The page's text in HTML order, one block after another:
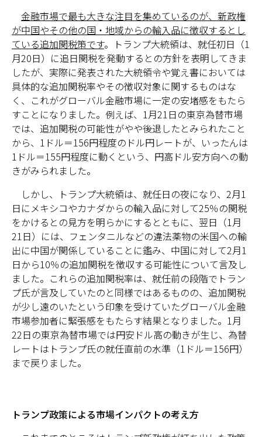
金融市場で最も大きな注目を集めているのが、新政権
が中国やその他の国・地域からの輸入品に徴収するとし
ている追加関税策です。トランプ大統領は、就任初日（1
月20日）に追日関税を発動するとの方針を表明してきま
したが、実際に発表された大統領令や覚え書においては
具体的な追加関税率やその徴収対象に関するものはな
く、これがグローバル金融市場に一定の安堵感をもたら
すことになりました。例えば、1月21日の東京為替市場
では、追加関税の可能性がやや後退したとみられたこと
から、1ドル＝156円程度のドル円レートが、いったんは
1ドル＝155円程度に動くという、円高ドル安方向への動
きがみられました。
しかし、トランプ大統領は、就任日の夜になり、2月1
日にメキシコやカナダからの輸入品に対して25％の関税
をかけるとの見方を明らかにするとともに、翌日（1月
21日）には、フェンタニルなどの違法薬物の米国への輸
出に中国が関係していることに鑑み、中国に対して2月1
日から10％の追加関税を徴収する可能性について言及し
ました。これらの追加関税率は、就任前の段階でトラン
プ氏が言及していたのと同様ではあるものの、追加関税
が少し遠のいたという印象を受けていたグローバル金融
市場参加者に緊張感をもたらす結果となりました。1月
22日の東京為替市場では円安ドル高の動きが生じ、為替
レートはトランプ氏の就任直前の水準（1ドル＝156円）
まで戻りました。
トランプ政策による市場インパクトの考え方